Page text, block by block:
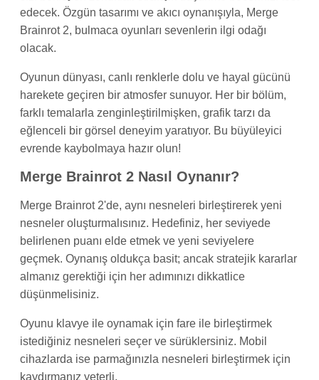
edecek. Özgün tasarımı ve akıcı oynanışıyla, Merge
Brainrot 2, bulmaca oyunları sevenlerin ilgi odağı
olacak.
Oyunun dünyası, canlı renklerle dolu ve hayal gücünü
harekete geçiren bir atmosfer sunuyor. Her bir bölüm,
farklı temalarla zenginleştirilmişken, grafik tarzı da
eğlenceli bir görsel deneyim yaratıyor. Bu büyüleyici
evrende kaybolmaya hazır olun!
Merge Brainrot 2 Nasıl Oynanır?
Merge Brainrot 2'de, aynı nesneleri birleştirerek yeni
nesneler oluşturmalısınız. Hedefiniz, her seviyede
belirlenen puanı elde etmek ve yeni seviyelere
geçmek. Oynanış oldukça basit; ancak stratejik kararlar
almanız gerektiği için her adımınızı dikkatlice
düşünmelisiniz.
Oyunu klavye ile oynamak için fare ile birleştirmek
istediğiniz nesneleri seçer ve sürüklersiniz. Mobil
cihazlarda ise parmağınızla nesneleri birleştirmek için
kaydırmanız yeterli.